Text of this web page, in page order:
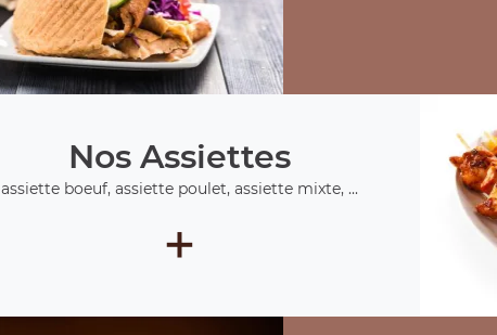
Nos Assiettes
assiette boeuf, assiette poulet, assiette mixte, ...
+